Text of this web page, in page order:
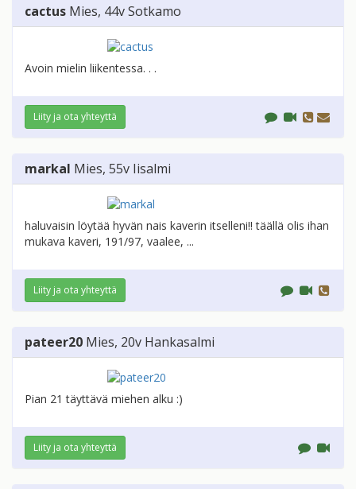
cactus Mies, 44vSotkamo
Avoin mielin liikentessa. . .
Liity ja ota yhteyttä
markal Mies, 55v Iisalmi
haluvaisin löytää hyvän nais kaverin itselleni!! täällä olis ihan
mukava kaveri, 191/97, vaalee, ...
Liity ja ota yhteyttä
pateer20 Mies, 20v Hankasalmi
Pian 21 täyttävä miehen alku :)
Liity ja ota yhteyttä